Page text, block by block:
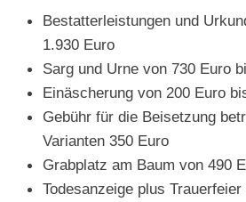
Bestatterleistungen und
1.930 Euro
Sarg und Urne von 730 Euro
Einäscherung von 200 Euro
Gebühr für die Beisetzung
Varianten 350 Euro
Grabplatz am Baum von 490
Todesanzeige plus